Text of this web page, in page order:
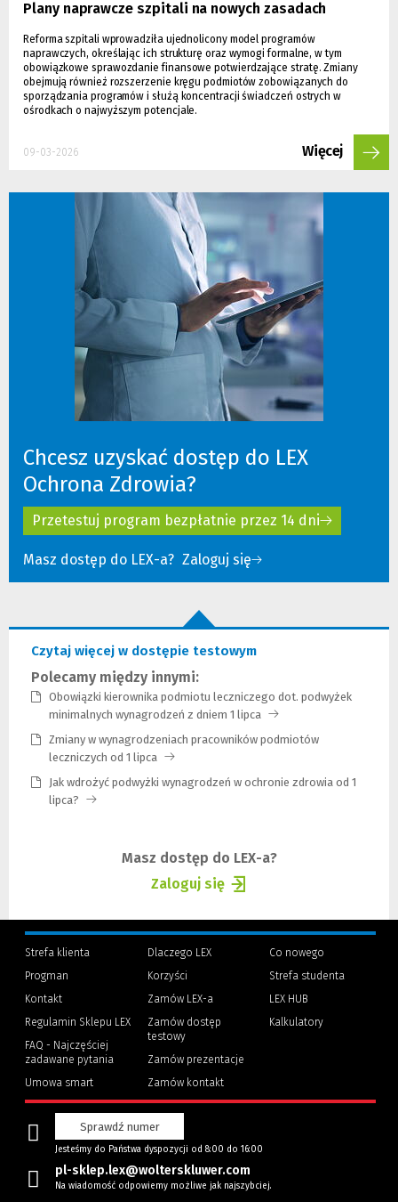
Plany naprawcze szpitali na nowych zasadach
Reforma szpitali wprowadziła ujednolicony model programów
naprawczych, określając ich strukturę oraz wymogi formalne, w tym
obowiązkowe sprawozdanie finansowe potwierdzające stratę. Zmiany
obejmują również rozszerzenie kręgu podmiotów zobowiązanych do
sporządzania programów i służą koncentracji świadczeń ostrych w
ośrodkach o najwyższym potencjale.
09-03-2026 Więcej
Chcesz uzyskać dostęp do LEX
Ochrona Zdrowia?
Przetestuj program bezpłatnie przez 14 dni
Masz dostęp do LEX-a? Zaloguj się
(Nowe
okno)
(Link
do
strony)
Czytaj więcej w dostępie testowym
Polecamy między innymi:
Obowiązki kierownika podmiotu leczniczego dot. podwyżek
minimalnych wynagrodzeń z dniem 1 lipca
Zmiany w wynagrodzeniach pracowników podmiotów
leczniczych od 1 lipca
innej
Jak wdrożyć podwyżki wynagrodzeń w ochronie zdrowia od 1
lipca?
strony)Masz dostęp do LEX-a?
Zaloguj się
(Nowe
okno)
(Link
do
innej
strony)
Strefa klienta
Progman
Kontakt
Regulamin Sklepu LEX
FAQ - Najczęściej
zadawane pytania
Umowa smart
Dlaczego LEX
Korzyści
Zamów LEX-a
Zamów dostęp
testowy
Zamów prezentacje
Zamów kontakt
Co nowego
Strefa studenta
LEX HUB
innej
strony)
Kalkulatory
Sprawdź numer
Jesteśmy do Państwa dyspozycji od 8:00 do 16:00
pl-sklep.lex@wolterskluwer.com
Na wiadomość odpowiemy możliwe jak najszybciej.